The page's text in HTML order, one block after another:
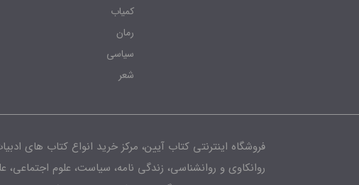
کمیاب
رمان
سیاسی
شعر
فروشگاه اینترنتی کتاب آیین، مرکز خرید انواع کتاب های
روانکاوی و روانشناسی، زندگی نامه، سیاست، علوم